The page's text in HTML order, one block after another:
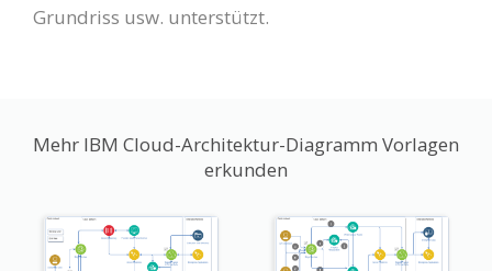
Grundriss usw. unterstützt.
Mehr IBM Cloud-Architektur-Diagramm Vorlagen
erkunden